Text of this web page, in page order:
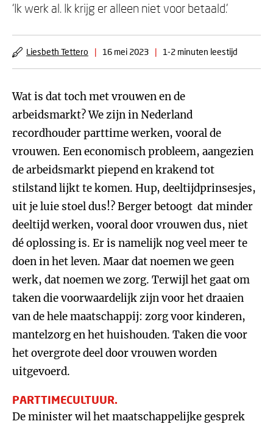
‘Ik werk al. Ik krijg er alleen niet voor betaald.’
Liesbeth Tettero | 16 mei 2023 | 1-2 minuten leestijd
Wat is dat toch met vrouwen en de
arbeidsmarkt? We zijn in Nederland
recordhouder parttime werken, vooral de
vrouwen. Een economisch probleem, aangezien
de arbeidsmarkt piepend en krakend tot
stilstand lijkt te komen. Hup, deeltijdprinsesjes,
uit je luie stoel dus!? Berger betoogt dat minder
deeltijd werken, vooral door vrouwen dus, niet
dé oplossing is. Er is namelijk nog veel meer te
doen in het leven. Maar dat noemen we geen
werk, dat noemen we zorg. Terwijl het gaat om
taken die voorwaardelijk zijn voor het draaien
van de hele maatschappij: zorg voor kinderen,
mantelzorg en het huishouden. Taken die voor
het overgrote deel door vrouwen worden
uitgevoerd.
PARTTIMECULTUUR.
De minister wil het maatschappelijke gesprek